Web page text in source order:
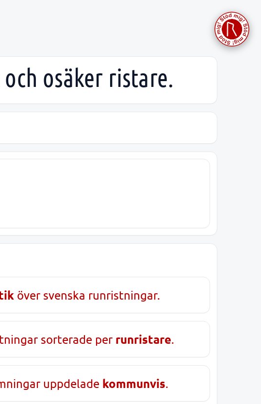
osäker ristare.
över svenska runristningar.
sorterade per runristare.
uppdelade kommunvis.